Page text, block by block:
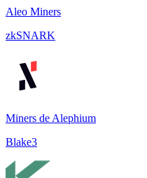
Aleo Miners
zkSNARK
Miners de Alephium
Blake3